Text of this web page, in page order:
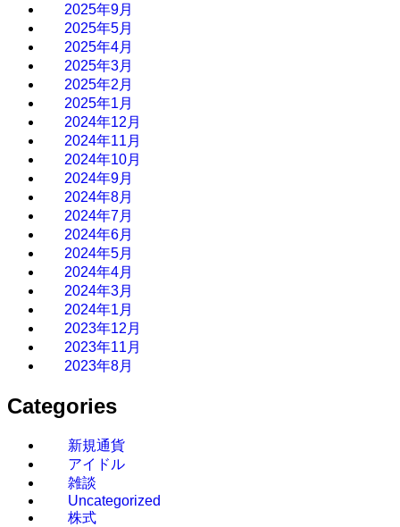
2025年9月
2025年5月
2025年4月
2025年3月
2025年2月
2025年1月
2024年12月
2024年11月
2024年10月
2024年9月
2024年8月
2024年7月
2024年6月
2024年5月
2024年4月
2024年3月
2024年1月
2023年12月
2023年11月
2023年8月
Categories
新規通貨
アイドル
雑談
Uncategorized
株式